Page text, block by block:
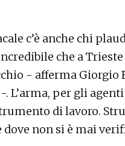
c’è anche chi
che a
- afferma Giorgio
L’arma, per gli
di lavoro.
non si è mai